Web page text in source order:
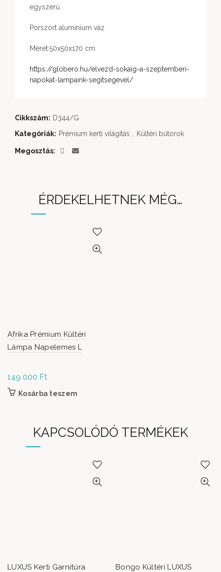
egyszerű.
Porszórt alumínium váz
Méret:50x50x170 cm
https://globero.hu/elvezd-sokaig-a-szeptemberi-
napokat-lampaink-segitsegevel/
Cikkszám: D344/G
Kategóriák: Prémium kerti világítás Kültéri bútorok
Megosztás
ÉRDEKELHETNEK MÉG…
Afrika Prémium Kültéri
Lámpa Napelemes L
149 000 Ft
Kosárba teszem
KAPCSOLÓDÓ TERMÉKEK
LUXUS Kerti Garnitúra
Bongo Kültéri LUXUS